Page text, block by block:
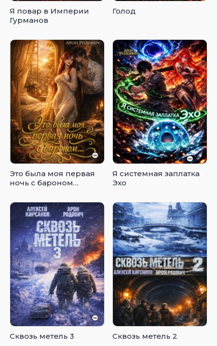
Я повар в Империи
Гурманов
Голод
Это была моя первая
ночь с бароном…
Я системная заплатка
Эхо
Сквозь метель 3 Сквозь метель 2